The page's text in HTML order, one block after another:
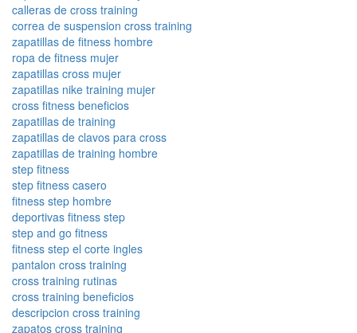
calleras de cross training
correa de suspension cross training
zapatillas de fitness hombre
ropa de fitness mujer
zapatillas cross mujer
zapatillas nike training mujer
cross fitness beneficios
zapatillas de training
zapatillas de clavos para cross
zapatillas de training hombre
step fitness
step fitness casero
fitness step hombre
deportivas fitness step
step and go fitness
fitness step el corte ingles
pantalon cross training
cross training rutinas
cross training beneficios
descripcion cross training
zapatos cross training